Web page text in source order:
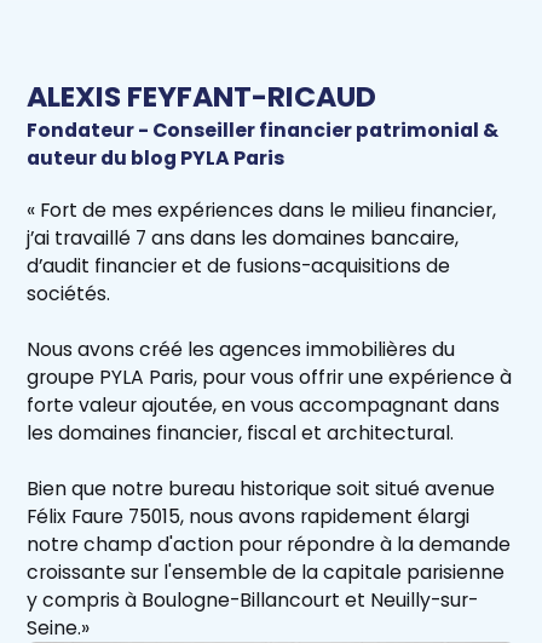
ALEXIS FEYFANT-RICAUD
Fondateur - Conseiller financier patrimonial &
auteur du blog PYLA Paris
« Fort de mes expériences dans le milieu financier,
j’ai travaillé 7 ans dans les domaines bancaire,
d’audit financier et de fusions-acquisitions de
sociétés.
Nous avons créé les agences immobilières du
groupe PYLA Paris, pour vous offrir une expérience à
forte valeur ajoutée, en vous accompagnant dans
les domaines financier, fiscal et architectural.
Bien que notre bureau historique soit situé avenue
Félix Faure 75015, nous avons rapidement élargi
notre champ d'action pour répondre à la demande
croissante sur l'ensemble de la capitale parisienne
y compris à Boulogne-Billancourt et Neuilly-sur-
Seine.»